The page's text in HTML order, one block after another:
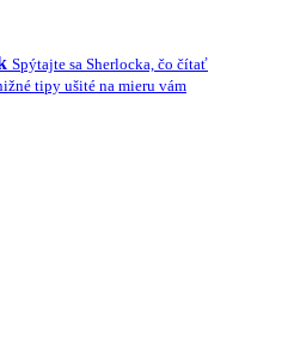
Spýtajte sa Sherlocka, čo čítať
tipy ušité na mieru vám